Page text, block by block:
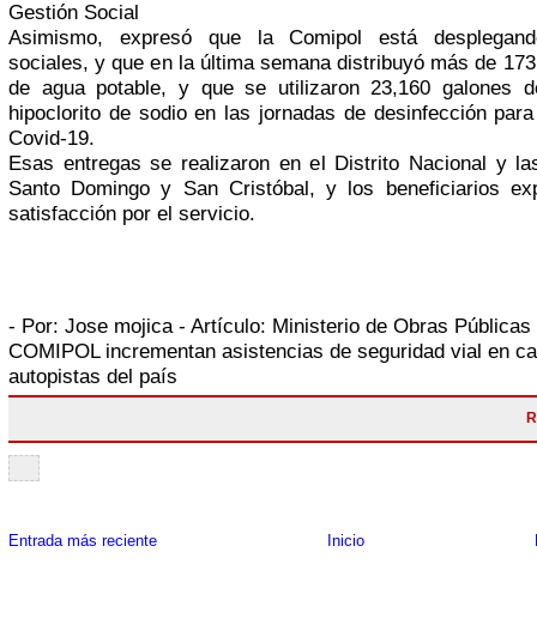
Gestión Social
Asimismo, expresó que la Comipol está
sociales, y que en la última semana distribuyó más de
de agua potable, y que se utilizaron 23,160 galones
hipoclorito de sodio en las jornadas de desinfección
Covid-19.
Esas entregas se realizaron en el Distrito Nacional y
Santo Domingo y San Cristóbal, y los beneficiarios
satisfacción por el servicio.
- Por: Jose mojica- Artículo: Ministerio de Obras
COMIPOL incrementan asistencias de seguridad vial en
autopistas del país
Entrada más reciente Inicio